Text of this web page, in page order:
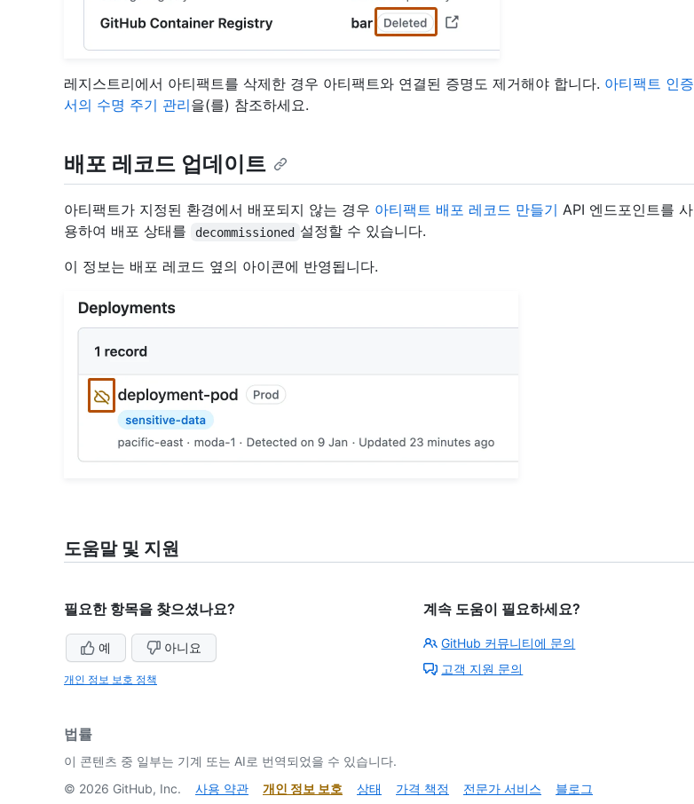
레지스트리에서 아티팩트를 삭제한 경우 아티팩트와 연결된 증명도 제거해야 합니다. 아티팩트 인증
서의 수명 주기 관리을(를) 참조하세요.
배포 레코드 업데이트
아티팩트가 지정된 환경에서 배포되지 않는 경우 아티팩트 배포 레코드 만들기 API 엔드포인트를 사
용하여 배포 상태를
decommissioned 설정할 수 있습니다.
이 정보는 배포 레코드 옆의 아이콘에 반영됩니다.
도움말 및 지원
필요한 항목을 찾으셨나요?
예 아니요
개인 정보 보호 정책
계속 도움이 필요하세요?
GitHub 커뮤니티에 문의
고객 지원 문의
법률
이 콘텐츠 중 일부는 기계 또는 AI로 번역되었을 수 있습니다.
© 2026 GitHub, Inc. 사용 약관 개인 정보 보호 상태 가격 책정 전문가 서비스 블로그